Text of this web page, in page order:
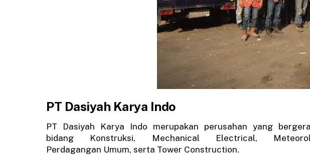
PT Dasiyah Karya Indo
PT Dasiyah Karya Indo merupakan perusahan yang
bidang Konstruksi, Mechanical Electrical,
Perdagangan Umum, serta Tower Construction.